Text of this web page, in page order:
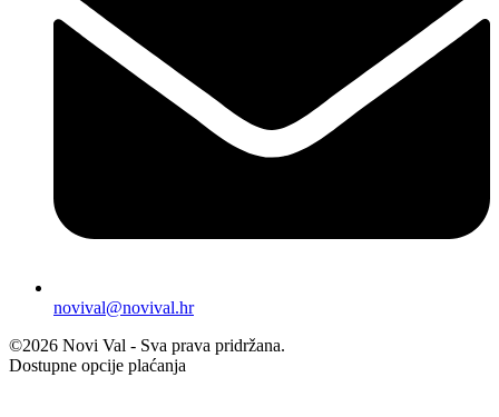
novival@novival.hr
©2026 Novi Val - Sva prava pridržana.
Dostupne opcije plaćanja